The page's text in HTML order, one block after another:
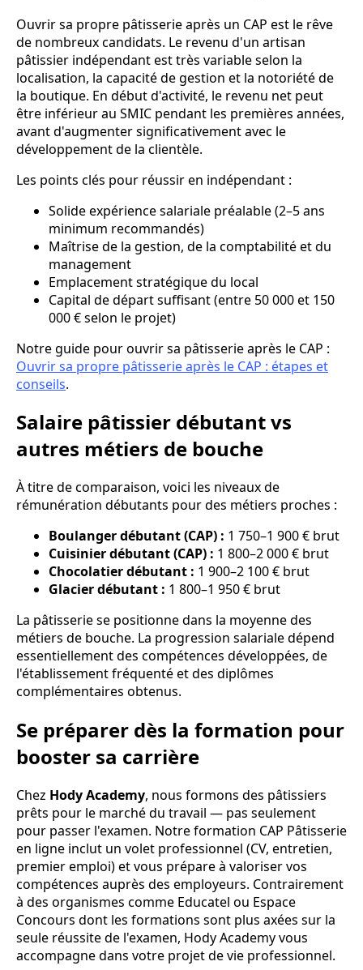
Ouvrir sa propre pâtisserie après un CAP est le rêve
de nombreux candidats. Le revenu d'un artisan
pâtissier indépendant est très variable selon la
localisation, la capacité de gestion et la notoriété de
la boutique. En début d'activité, le revenu net peut
être inférieur au SMIC pendant les premières années,
avant d'augmenter significativement avec le
développement de la clientèle.
Les points clés pour réussir en indépendant :
Solide expérience salariale préalable (2–5 ans
minimum recommandés)
Maîtrise de la gestion, de la comptabilité et du
management
Emplacement stratégique du local
Capital de départ suffisant (entre 50 000 et 150
000 € selon le projet)
Notre guide pour ouvrir sa pâtisserie après le CAP :
Ouvrir sa propre pâtisserie après le CAP : étapes et
conseils.
Salaire pâtissier débutant vs
autres métiers de bouche
À titre de comparaison, voici les niveaux de
rémunération débutants pour des métiers proches :
Boulanger débutant (CAP) : 1 750–1 900 € brut
Cuisinier débutant (CAP) : 1 800–2 000 € brut
Chocolatier débutant : 1 900–2 100 € brut
Glacier débutant : 1 800–1 950 € brut
La pâtisserie se positionne dans la moyenne des
métiers de bouche. La progression salariale dépend
essentiellement des compétences développées, de
l'établissement fréquenté et des diplômes
complémentaires obtenus.
Se préparer dès la formation pour
booster sa carrière
Chez Hody Academy, nous formons des pâtissiers
prêts pour le marché du travail — pas seulement
pour passer l'examen. Notre formation CAP Pâtisserie
en ligne inclut un volet professionnel (CV, entretien,
premier emploi) et vous prépare à valoriser vos
compétences auprès des employeurs. Contrairement
à des organismes comme Educatel ou Espace
Concours dont les formations sont plus axées sur la
seule réussite de l'examen, Hody Academy vous
accompagne dans votre projet de vie professionnel.